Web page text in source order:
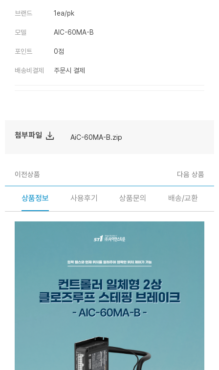
브랜드 1ea/pk
모델 AIC-60MA-B
포인트 0점
배송비결제 주문시 결제
첨부파일 file_download AiC-60MA-B.zip
이전상품 다음 상품
상품정보 사용후기 상품문의 배송/교환